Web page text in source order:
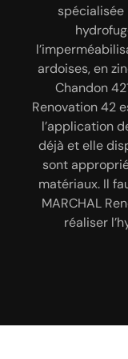
ardoises, en
Chandon
Renovation 42
l’application
déjà et elle
sont
matériaux. Il
MARCHAL
réaliser
toiture. Cette
l’état de vos
l’étanchéité
Chandon
MARCHAL
traitement
équipes de
intervention
et
montrer
problèmes
Chandon
appel au
hydrofuge de
label RGE ;
faire quant